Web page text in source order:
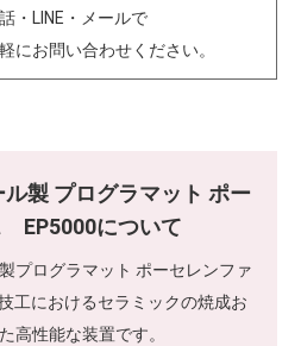
・LINE・メールで
にお問い合わせください。
製 プログラマット ポー
EP5000について
プログラマット ポーセレンファ
工におけるセラミックの焼成お
高性能な装置です。